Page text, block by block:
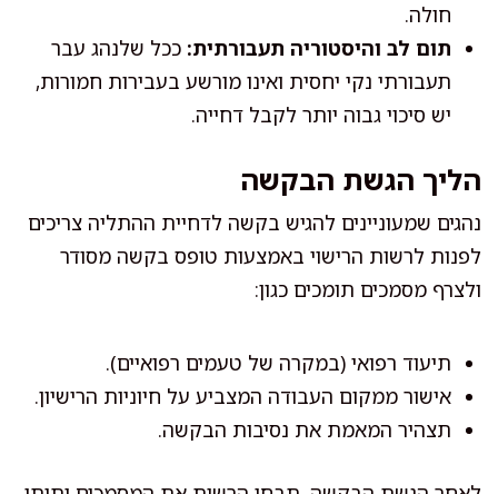
חולה.
תום לב והיסטוריה תעבורתית: ככל שלנהג עבר
תעבורתי נקי יחסית ואינו מורשע בעבירות חמורות,
יש סיכוי גבוה יותר לקבל דחייה.
הליך הגשת הבקשה
נהגים שמעוניינים להגיש בקשה לדחיית ההתליה צריכים
לפנות לרשות הרישוי באמצעות טופס בקשה מסודר
ולצרף מסמכים תומכים כגון:
תיעוד רפואי (במקרה של טעמים רפואיים).
אישור ממקום העבודה המצביע על חיוניות הרישיון.
תצהיר המאמת את נסיבות הבקשה.